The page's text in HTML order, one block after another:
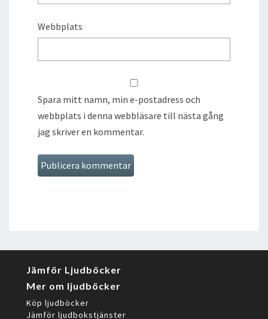
Webbplats
Spara mitt namn, min e-postadress och
webbplats i denna webbläsare till nästa gång
jag skriver en kommentar.
Jämför Ljudböcker
Mer om ljudböcker
Köp ljudböcker
Jämför ljudbokstjänster